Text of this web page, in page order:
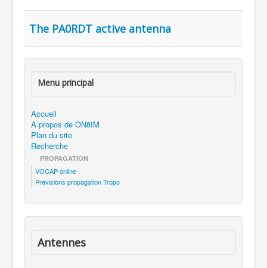
The PA0RDT active antenna
Menu principal
Accueil
A propos de ON8IM
Plan du site
Recherche
PROPAGATION
VOCAP online
Prévisions propagation Tropo
Antennes